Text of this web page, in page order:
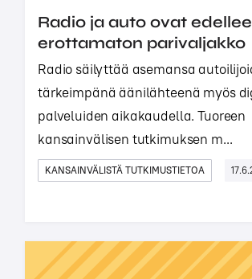
Radio ja auto ovat
erottamaton parivaljakko
Radio säilyttää asemansa
tärkeimpänä äänilähteenä myös
palveluiden aikakaudella. Tuoreen
kansainvälisen tutkimuksen m...
KANSAINVÄLISTÄ TUTKIMUSTIETOA